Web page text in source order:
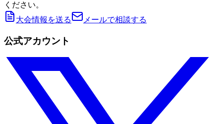
ください。
大会情報を送る
メールで相談する
公式アカウント